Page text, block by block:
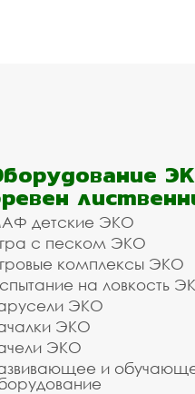
детские ЭКО
с песком ЭКО
комплексы ЭКО
на ловкость
ЭКО
ЭКО
ЭКО
и